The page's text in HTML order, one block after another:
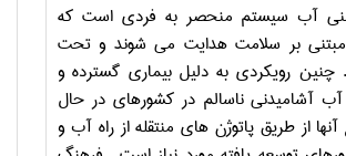
آب سیستم منحصر به فردی است که
بر سلامت هدایت می شوند و تحت
رویکردی به دلیل بیماری گسترده و
آشامیدنی ناسالم در کشورهای در حال
از طریق پاتوژن های منتقله از راه آب و